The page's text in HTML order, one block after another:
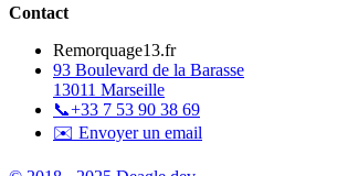
Contact
Remorquage13.fr
93 Boulevard de la Barasse
13011 Marseille
📞+33 7 53 90 38 69
✉️ Envoyer un email